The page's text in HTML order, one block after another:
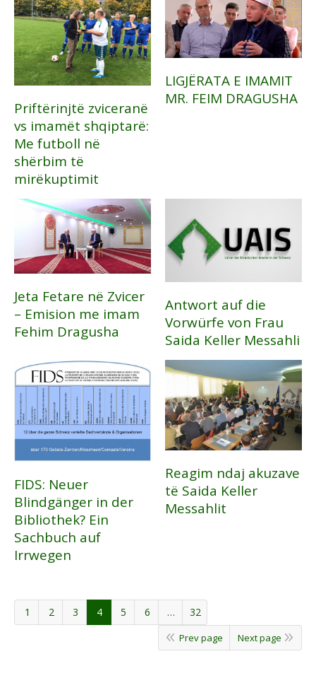
Priftërinjtë zviceranë
vs imamët shqiptarë:
Me futboll në
shërbim të
mirëkuptimit
LIGJËRATA E IMAMIT
MR. FEIM DRAGUSHA
Jeta Fetare në Zvicer
– Emision me imam
Fehim Dragusha
Antwort auf die
Vorwürfe von Frau
Saida Keller Messahli
FIDS: Neuer
Blindgänger in der
Bibliothek? Ein
Sachbuch auf
Irrwegen
Reagim ndaj akuzave
të Saida Keller
Messahlit
1 2 3 4 5 6 … 32
Prev page Next page